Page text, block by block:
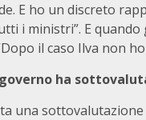
E ho un discreto
i ministri”. E
il caso Ilva non
governo ha
una